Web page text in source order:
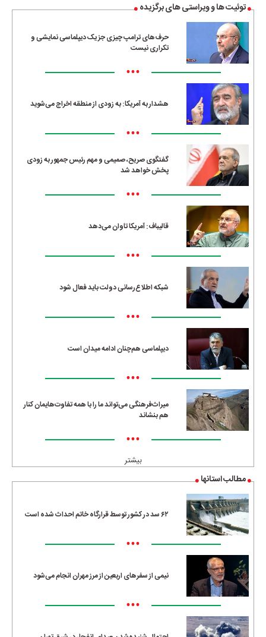
توئیت ها و ویراستی های برگزیده
حرف‌های ترامپ چیزی جز یک دیپلماسی نمایشی و
تکراری نیست
•••
هشدار به آمریکا: به زودی از منطقه اخراج می‌شوید
•••
گفتگوی صریح، صمیمی و مهم رئیس جمهور به زودی
پخش خواهد شد
•••
قالیباف: آمریکا تاوان می‌دهد
•••
شبکه اطلاع‌رسانی دولت باید فعال شود
•••
دیپلماسی هم‌چنان ادامه میدان است
•••
میراث‌فرهنگی می‌تواند ما را با همه تفاوت‌هایمان کنار
هم بنشاند
•••
بیشتر
مطالب استانها
۶۲ سد در کشور توسط قرارگاه خاتم احداث شده است
•••
نیمی از سفرهای اربعین از مرز مهران انجام می‌شود
•••